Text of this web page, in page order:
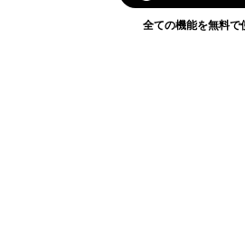
全ての機能を無料で